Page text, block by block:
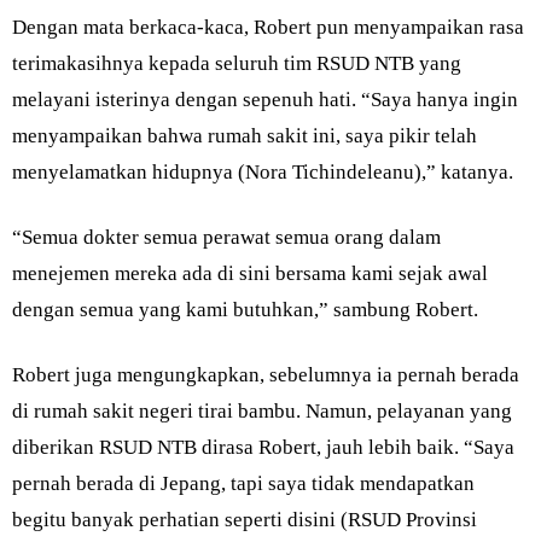
Dengan mata berkaca-kaca, Robert pun menyampaikan rasa
terimakasihnya kepada seluruh tim RSUD NTB yang
melayani isterinya dengan sepenuh hati. “Saya hanya ingin
menyampaikan bahwa rumah sakit ini, saya pikir telah
menyelamatkan hidupnya (Nora Tichindeleanu),” katanya.
“Semua dokter semua perawat semua orang dalam
menejemen mereka ada di sini bersama kami sejak awal
dengan semua yang kami butuhkan,” sambung Robert.
Robert juga mengungkapkan, sebelumnya ia pernah berada
di rumah sakit negeri tirai bambu. Namun, pelayanan yang
diberikan RSUD NTB dirasa Robert, jauh lebih baik. “Saya
pernah berada di Jepang, tapi saya tidak mendapatkan
begitu banyak perhatian seperti disini (RSUD Provinsi